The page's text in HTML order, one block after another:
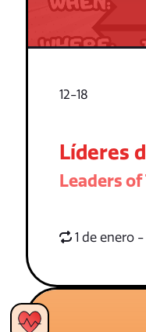
12-18
Líderes
Leaders
1 de enero